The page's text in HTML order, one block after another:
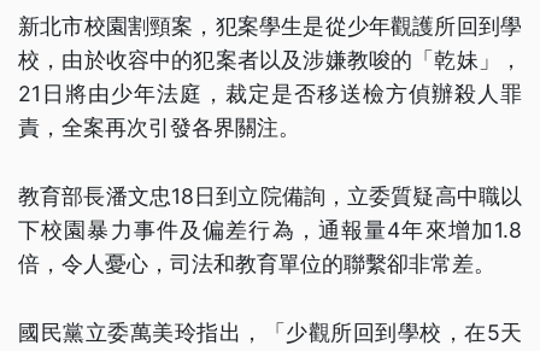
新北市校園割頸案，犯案學生是從少年觀護所回到學
校，由於收容中的犯案者以及涉嫌教唆的「乾妹」，
21日將由少年法庭，裁定是否移送檢方偵辦殺人罪
責，全案再次引發各界關注。
教育部長潘文忠18日到立院備詢，立委質疑高中職以
下校園暴力事件及偏差行為，通報量4年來增加1.8
倍，令人憂心，司法和教育單位的聯繫卻非常差。
國民黨立委萬美玲指出，「少觀所回到學校，在5天